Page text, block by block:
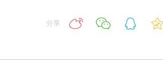
分享